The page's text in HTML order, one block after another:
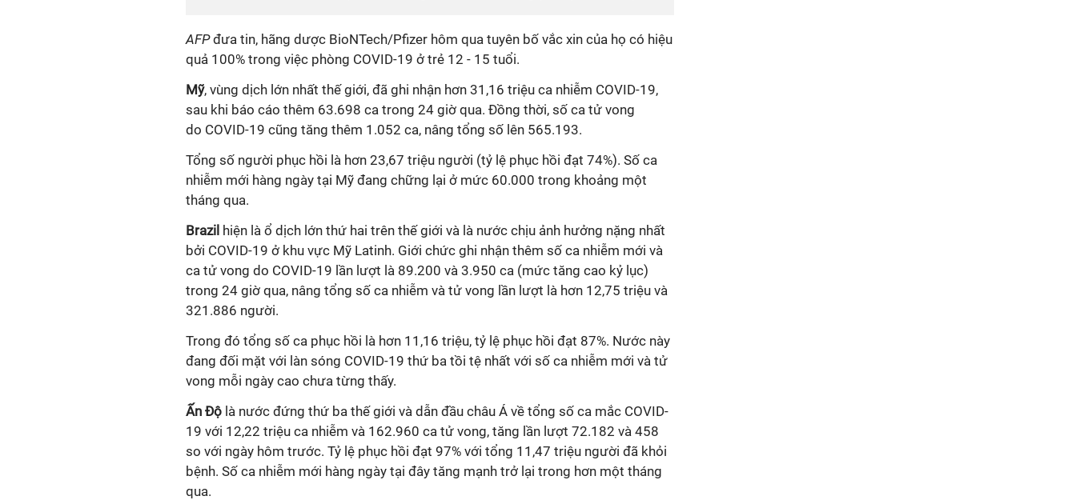
AFPđưa tin, hãng dược BioNTech/Pfizer hôm qua tuyên bố vắc xin của họ có hiệu
quả 100% trong việc phòng COVID-19 ở trẻ 12 - 15 tuổi.
Mỹ, vùng dịch lớn nhất thế giới, đã ghi nhận hơn 31,16 triệu ca nhiễm COVID-19,
sau khi báo cáo thêm 63.698 ca trong 24 giờ qua. Đồng thời, số ca tử vong
do COVID-19 cũng tăng thêm 1.052 ca, nâng tổng số lên 565.193.
Tổng số người phục hồi là hơn 23,67 triệu người (tỷ lệ phục hồi đạt 74%). Số ca
nhiễm mới hàng ngày tại Mỹ đang chững lại ở mức 60.000 trong khoảng một
tháng qua.
Brazil hiện là ổ dịch lớn thứ hai trên thế giới và là nước chịu ảnh hưởng nặng nhất
bởi COVID-19 ở khu vực Mỹ Latinh. Giới chức ghi nhận thêm số ca nhiễm mới và
ca tử vong do COVID-19 lần lượt là 89.200 và 3.950 ca (mức tăng cao kỷ lục)
trong 24 giờ qua, nâng tổng số ca nhiễm và tử vong lần lượt là hơn 12,75 triệu và
321.886 người.
Trong đó tổng số ca phục hồi là hơn 11,16 triệu, tỷ lệ phục hồi đạt 87%. Nước này
đang đối mặt với làn sóng COVID-19 thứ ba tồi tệ nhất với số ca nhiễm mới và tử
vong mỗi ngày cao chưa từng thấy.
Ấn Độ là nước đứng thứ ba thế giới và dẫn đầu châu Á về tổng số ca mắc COVID-
19 với 12,22 triệu ca nhiễm và 162.960 ca tử vong, tăng lần lượt 72.182 và 458
so với ngày hôm trước. Tỷ lệ phục hồi đạt 97% với tổng 11,47 triệu người đã khỏi
bệnh. Số ca nhiễm mới hàng ngày tại đây tăng mạnh trở lại trong hơn một tháng
qua.